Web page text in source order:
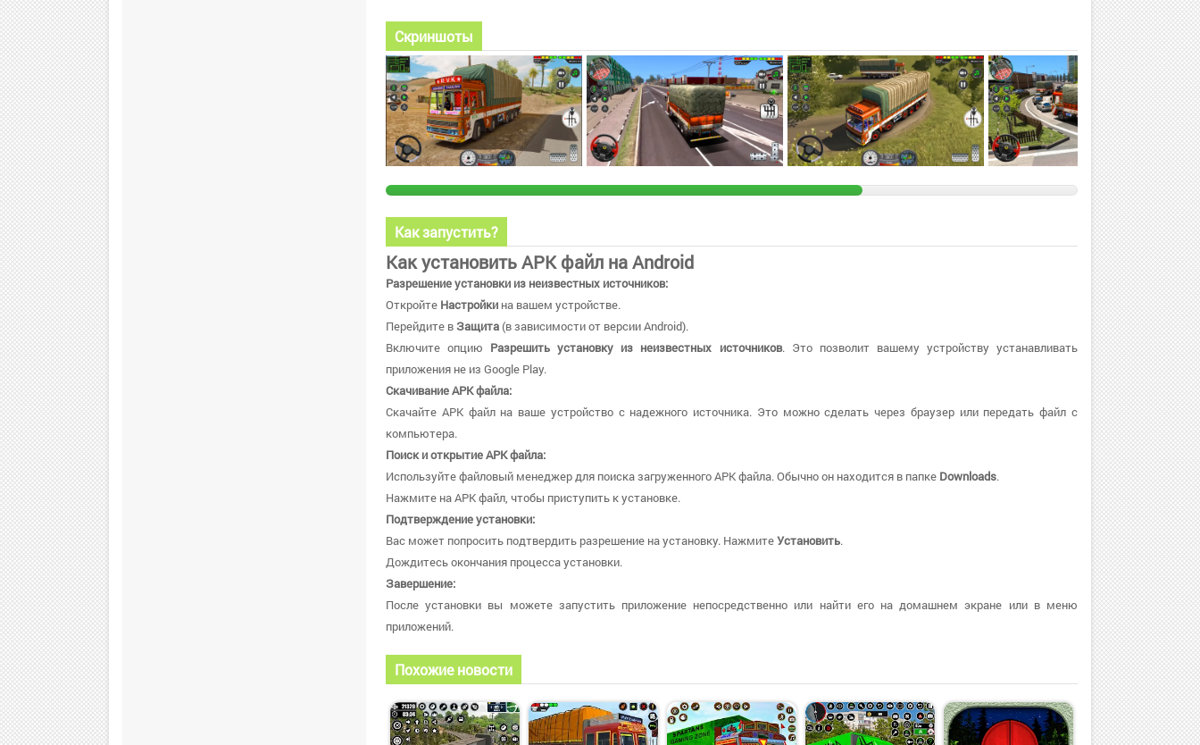
Скриншоты
Как запустить?
Как установить APK файл на Android
Разрешение установки из неизвестных источников:
Откройте Настройки на вашем устройстве.
Перейдите вЗащита (в зависимости от версии Android).
Включите опцию Разрешить установку из неизвестных источников. Это позволит вашему устройству устанавливать
приложения не из Google Play.
Скачивание APK файла:
Скачайте APK файл на ваше устройство с надежного источника. Это можно сделать через браузер или передать файл с
компьютера.
Поиск и открытие APK файла:
Используйте файловый менеджер для поиска загруженного APK файла. Обычно он находится в папке Downloads.
Нажмите на APK файл, чтобы приступить к установке.
Подтверждение установки:
Вас может попросить подтвердить разрешение на установку. НажмитеУстановить.
Дождитесь окончания процесса установки.
Завершение:
После установки вы можете запустить приложение непосредственно или найти его на домашнем экране или в меню
приложений.
Похожие новости